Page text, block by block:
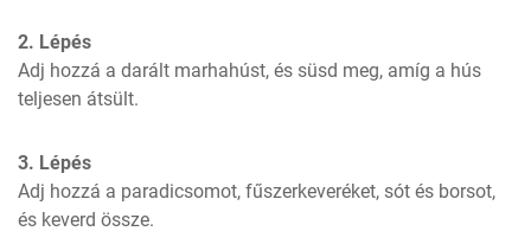
2. Lépés
Adj hozzá a darált marhahúst, és süsd meg, amíg a hús
teljesen átsült.
3. Lépés
Adj hozzá a paradicsomot, fűszerkeveréket, sót és borsot,
és keverd össze.